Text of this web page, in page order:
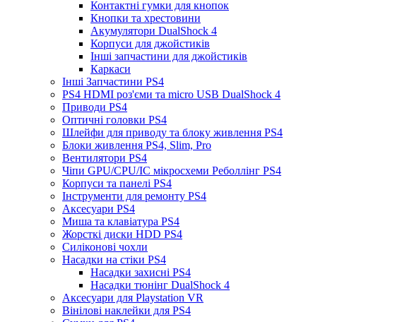
Контактні гумки для кнопок
Кнопки та хрестовини
Акумулятори DualShock 4
Корпуси для джойстиків
Інші запчастини для джойстиків
Каркаси
Інші Запчастини PS4
PS4 HDMI роз'єми та micro USB DualShock 4
Приводи PS4
Оптичні головки PS4
Шлейфи для приводу та блоку живлення PS4
Блоки живлення PS4, Slim, Pro
Вентилятори PS4
Чіпи GPU/CPU/IC мікросхеми Реболлінг PS4
Корпуси та панелі PS4
Інструменти для ремонту PS4
Аксесуари PS4
Миша та клавіатура PS4
Жорсткі диски HDD PS4
Силіконові чохли
Насадки на стіки PS4
Насадки захисні PS4
Насадки тюнінг DualShock 4
Аксесуари для Playstation VR
Вінілові наклейки для PS4